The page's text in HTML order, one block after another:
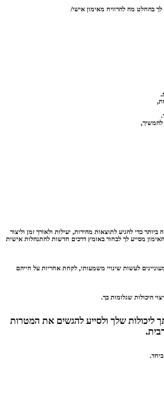
להמשיך,
כדי להגיע לתוצאות מהירות, יעילות ולאורך זמן וליצור
מסייע לך לבחור באומץ דרכים חדשות להתנהלות אישית
לעשות שינויי משמעותי, לקחת אחריות על חייהם
היכולות שגלומות בך.
ליכולות שלך ולסייע להגשים את המטרות